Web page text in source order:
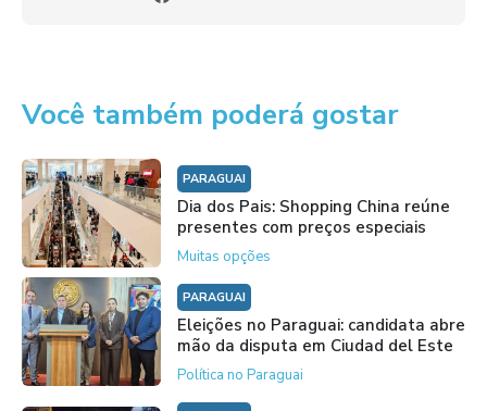
Você também poderá gostar
PARAGUAI
Dia dos Pais: Shopping China reúne
presentes com preços especiais
Muitas opções
PARAGUAI
Eleições no Paraguai: candidata abre
mão da disputa em Ciudad del Este
Política no Paraguai